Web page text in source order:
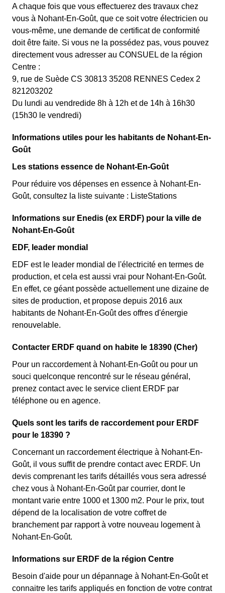
A chaque fois que vous effectuerez des travaux chez
vous à Nohant-En-Goût, que ce soit votre électricien ou
vous-même, une demande de certificat de conformité
doit être faite. Si vous ne la possédez pas, vous pouvez
directement vous adresser au CONSUEL de la région
Centre :
9, rue de Suède CS 30813 35208 RENNES Cedex 2
821203202
Du lundi au vendredide 8h à 12h et de 14h à 16h30
(15h30 le vendredi)
Informations utiles pour les habitants de Nohant-En-
Goût
Les stations essence de Nohant-En-Goût
Pour réduire vos dépenses en essence à Nohant-En-
Goût, consultez la liste suivante : ListeStations
Informations sur Enedis (ex ERDF) pour la ville de
Nohant-En-Goût
EDF, leader mondial
EDF est le leader mondial de l'électricité en termes de
production, et cela est aussi vrai pour Nohant-En-Goût.
En effet, ce géant possède actuellement une dizaine de
sites de production, et propose depuis 2016 aux
habitants de Nohant-En-Goût des offres d'énergie
renouvelable.
Contacter ERDF quand on habite le 18390 (Cher)
Pour un raccordement à Nohant-En-Goût ou pour un
souci quelconque rencontré sur le réseau général,
prenez contact avec le service client ERDF par
téléphone ou en agence.
Quels sont les tarifs de raccordement pour ERDF
pour le 18390 ?
Concernant un raccordement électrique à Nohant-En-
Goût, il vous suffit de prendre contact avec ERDF. Un
devis comprenant les tarifs détaillés vous sera adressé
chez vous à Nohant-En-Goût par courrier, dont le
montant varie entre 1000 et 1300 m2. Pour le prix, tout
dépend de la localisation de votre coffret de
branchement par rapport à votre nouveau logement à
Nohant-En-Goût.
Informations sur ERDF de la région Centre
Besoin d'aide pour un dépannage à Nohant-En-Goût et
connaitre les tarifs appliqués en fonction de votre contrat